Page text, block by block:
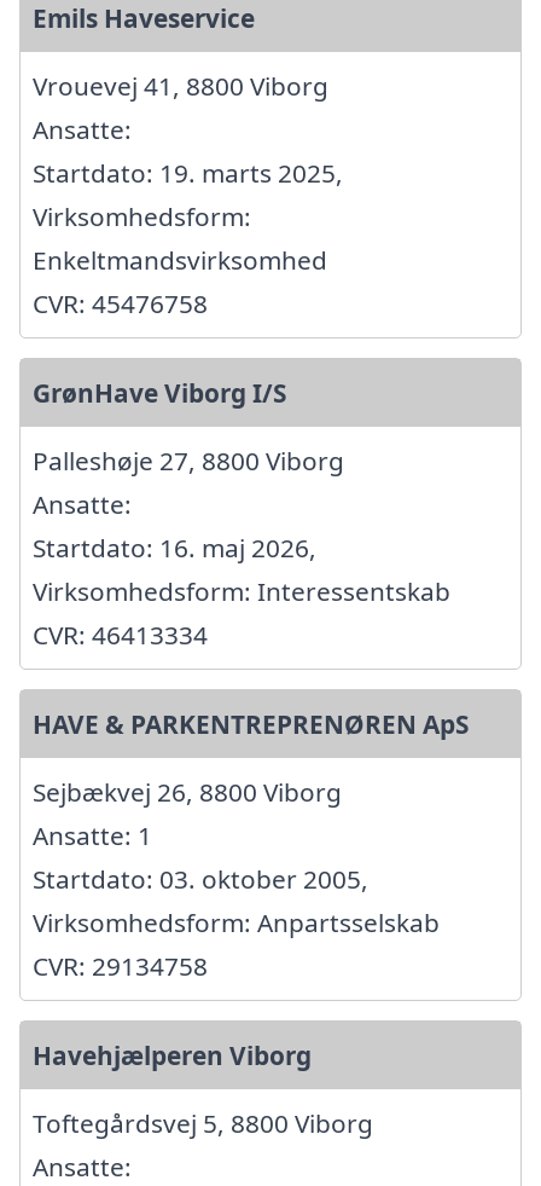
Emils Haveservice
Vrouevej 41, 8800 Viborg
Ansatte:
Startdato: 19. marts 2025,
Virksomhedsform:
Enkeltmandsvirksomhed
CVR: 45476758
GrønHave Viborg I/S
Palleshøje 27, 8800 Viborg
Ansatte:
Startdato: 16. maj 2026,
Virksomhedsform: Interessentskab
CVR: 46413334
HAVE & PARKENTREPRENØREN ApS
Sejbækvej 26, 8800 Viborg
Ansatte: 1
Startdato: 03. oktober 2005,
Virksomhedsform: Anpartsselskab
CVR: 29134758
Havehjælperen Viborg
Toftegårdsvej 5, 8800 Viborg
Ansatte: